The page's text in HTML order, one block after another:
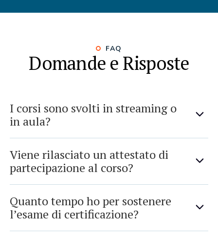
FAQ
Domande e Risposte
I corsi sono svolti in streaming o
in aula?
Viene rilasciato un attestato di
partecipazione al corso?
Quanto tempo ho per sostenere
l’esame di certificazione?